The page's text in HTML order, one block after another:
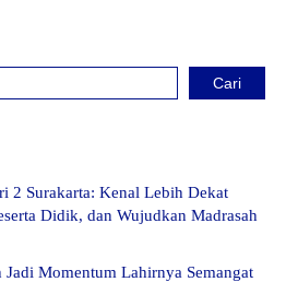
Cari
2 Surakarta: Kenal Lebih Dekat
Didik, dan Wujudkan Madrasah
Jadi Momentum Lahirnya Semangat